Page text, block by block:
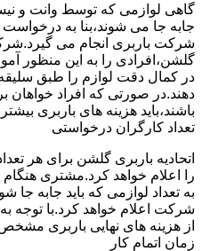
گاهی لوازمی که توسط وانت و
جابه جا می شوند،بنا به
شرکت باربری انجام می
گلشن،افرادی را به این منظور
در کمال دقت لوازم را طبق
دهند.در صورتی که افراد خواهان
باشند،باید هزینه های باربری
تعداد کارگران درخواستی
اتحادیه باربری گلشن برای هر
را اعلام خواهد کرد.مشتری
به تعداد لوازمی که باید جابه جا
شرکت اعلام خواهد کرد.با توجه
از هزینه های نهایی باربری
زمان اتمام کار